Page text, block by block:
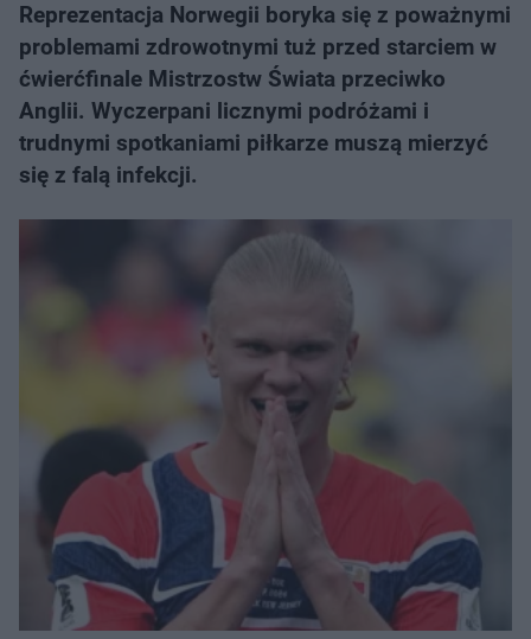
Reprezentacja Norwegii boryka się z poważnymi
problemami zdrowotnymi tuż przed starciem w
ćwierćfinale Mistrzostw Świata przeciwko
Anglii. Wyczerpani licznymi podróżami i
trudnymi spotkaniami piłkarze muszą mierzyć
się z falą infekcji.